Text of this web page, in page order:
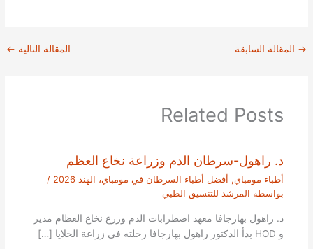
→ المقالة السابقة المقالة التالية ←
Related Posts
د. راهول-سرطان الدم وزراعة نخاع العظم
أطباء مومباي, أفضل أطباء السرطان في مومباي، الهند 2026
/
بواسطة المرشد للتنسيق الطبي
د. راهول بهارجافا معهد اضطرابات الدم وزرع نخاع العظام مدير
و HOD بدأ الدكتور راهول بهارجافا رحلته في زراعة الخلايا […]